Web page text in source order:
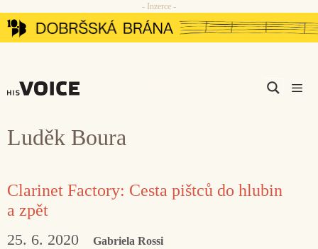
Přeskočit
na
- Inzerce -
Luděk Boura
Clarinet Factory: Cesta pištců do hlubin
a zpět
25. 6. 2020 Gabriela Rossi